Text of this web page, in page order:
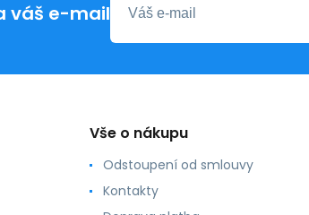
váš e-mail
Vše o nákupu
Odstoupení od smlouvy
Kontakty